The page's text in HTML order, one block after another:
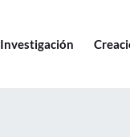
Investigación